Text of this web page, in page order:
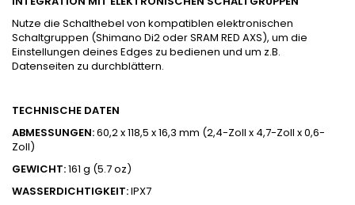
Nutze die Schalthebel von kompatiblen elektronischen
Schaltgruppen (Shimano Di2 oder SRAM RED AXS), um die
Einstellungen deines Edges zu bedienen und um z.B.
Datenseiten zu durchblättern.
TECHNISCHE DATEN
ABMESSUNGEN:60,2 x 118,5 x 16,3 mm (2,4-Zoll x 4,7-Zoll x 0,6-
Zoll)
GEWICHT:161 g (5.7 oz)
WASSERDICHTIGKEIT:IPX7